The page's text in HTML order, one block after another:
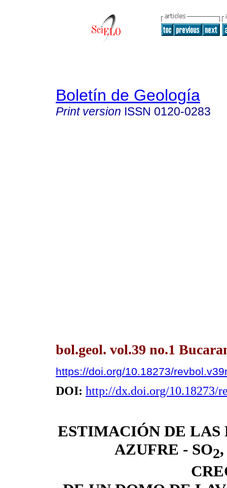
Boletín de Geología
Print version ISSN 0120-0283
bol.geol. vol.39 no.1
https://doi.org/10.18273/
DOI: http://dx.doi.org/10.18273/
ESTIMACIÓN DE LAS
AZUFRE - SO2